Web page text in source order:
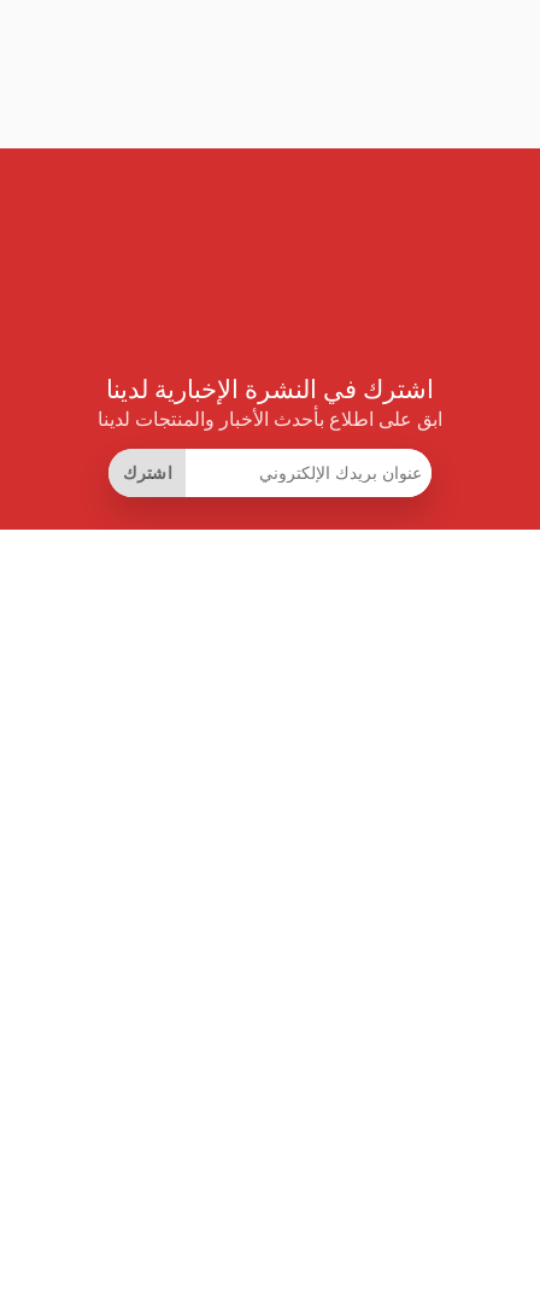
اشترك في النشرة الإخبارية لدينا
ابق على اطلاع بأحدث الأخبار والمنتجات لدينا
اشترك